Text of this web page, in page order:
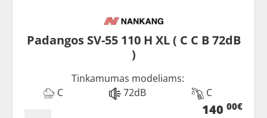
Padangos SV-55 110 H XL ( C C B 72dB
)
Tinkamumas modeliams:
C
72dB C
140 00€